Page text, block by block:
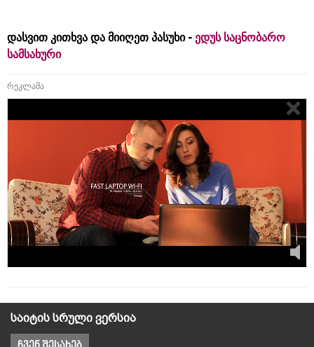
დასვით კითხვა და მიიღეთ პასუხი - ედუს საცნობარო
სამსახური
რეკლამა
საიტის სრული ვერსია